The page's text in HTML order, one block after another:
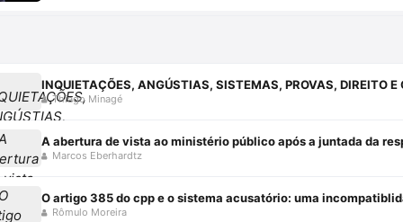
Thiago Minagé
A abertura de vista ao ministério público após a juntada da
Marcos Eberhardtz
O artigo 385 do cpp e o sistema acusatório: uma
Rômulo Moreira